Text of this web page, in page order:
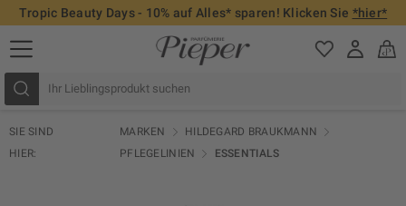
Tropic Beauty Days - 10% auf Alles* sparen! Klicken Sie *hier*
SIE SIND
HIER:
MARKEN
HILDEGARD BRAUKMANN
PFLEGELINIEN
ESSENTIALS